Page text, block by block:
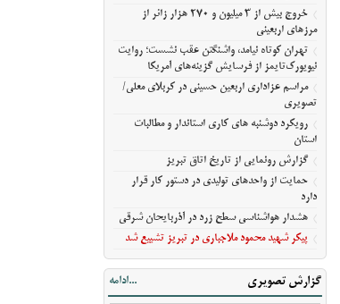
هشدار هواشناسی سطح زرد در آذربایحان
شرقی
پیکر شهید محمود ملاجباری در تبریز تشییع شد
خروج بیش از ۳ میلیون و ۲۷۰ هزار زائر از
مرزهای اربعینی
تهران کوتاه نیامد، واشنگتن عقب نشست؛ روایت
نیویورک‌تایمز از فرسایش گزینه‌های آمریکا
مراسم عزاداری اربعین حسینی در کربلای معلی/
تصویری
رویکرد دوشنبه های کاری استاندار و مطالبات
استان
گزارش رونمایی از تاریخ اتاق تبریز
حمایت از واحدهای تولیدی در دستور کار قرار
دارد
هشدار هواشناسی سطح زرد در آذربایحان شرقی
پیکر شهید محمود ملاجباری در تبریز تشییع شد
گزارش تصویری ...ادامه